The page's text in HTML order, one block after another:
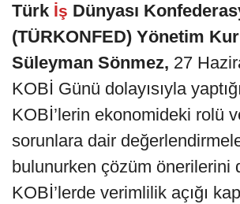
Türk İş Dünyası
(TÜRKONFED) Yönetim
Süleyman Sönmez, 27
KOBİ Günü dolayısıyla
KOBİ’lerin ekonomideki rolü
sorunlara dair
bulunurken çözüm önerilerini
KOBİ’lerde verimlilik açığı